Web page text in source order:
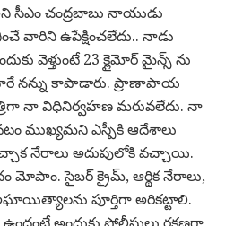
సీఎం చంద్రబాబు నాయుడు
వారిని ఉపేక్షించలేదు.. నాడు
వెళ్తుంటే 23 క్లైమోర్ మైన్స్ ను
వారే నన్ను కాపాడారు. ప్రాణాపాయ
నా విధినిర్వహణ మరువలేదు. నా
ముఖ్యమని ఎస్పీకి ఆదేశాలు
నేరాలు అదుపులోకి వచ్చాయి.
మోపాం. సైబర్ క్రైమ్, ఆర్థిక నేరాలు,
పూర్తిగా అరికట్టాలి.